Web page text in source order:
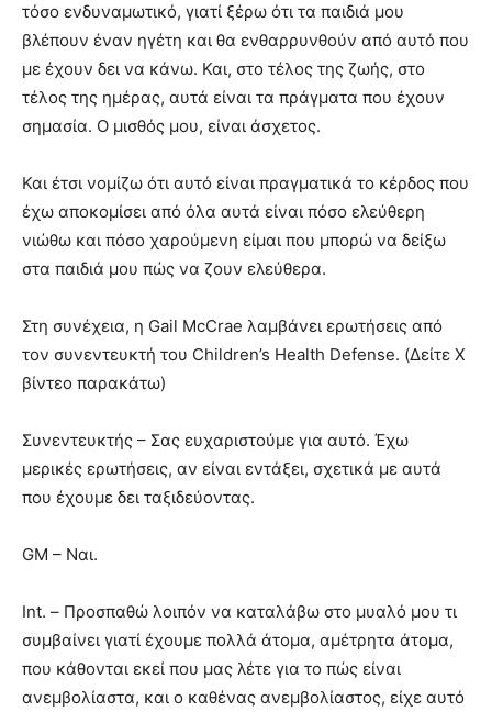
τόσο ενδυναμωτικό, γιατί ξέρω ότι τα παιδιά μου
βλέπουν έναν ηγέτη και θα ενθαρρυνθούν από αυτό που
με έχουν δει να κάνω. Και, στο τέλος της ζωής, στο
τέλος της ημέρας, αυτά είναι τα πράγματα που έχουν
σημασία. Ο μισθός μου, είναι άσχετος.
Και έτσι νομίζω ότι αυτό είναι πραγματικά το κέρδος που
έχω αποκομίσει από όλα αυτά είναι πόσο ελεύθερη
νιώθω και πόσο χαρούμενη είμαι που μπορώ να δείξω
στα παιδιά μου πώς να ζουν ελεύθερα.
Στη συνέχεια, η Gail McCrae λαμβάνει ερωτήσεις από
τον συνεντευκτή του Children’s Health Defense. (Δείτε X
βίντεο παρακάτω)
Συνεντευκτής – Σας ευχαριστούμε για αυτό. Έχω
μερικές ερωτήσεις, αν είναι εντάξει, σχετικά με αυτά
που έχουμε δει ταξιδεύοντας.
GM – Ναι.
Int. – Προσπαθώ λοιπόν να καταλάβω στο μυαλό μου τι
συμβαίνει γιατί έχουμε πολλά άτομα, αμέτρητα άτομα,
που κάθονται εκεί που μας λέτε για το πώς είναι
ανεμβολίαστα, και ο καθένας ανεμβολίαστος, είχε αυτό